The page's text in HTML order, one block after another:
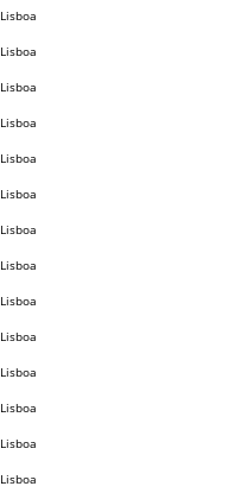
Lisboa
Lisboa
Lisboa
Lisboa
Lisboa
Lisboa
Lisboa
Lisboa
Lisboa
Lisboa
Lisboa
Lisboa
Lisboa
Lisboa